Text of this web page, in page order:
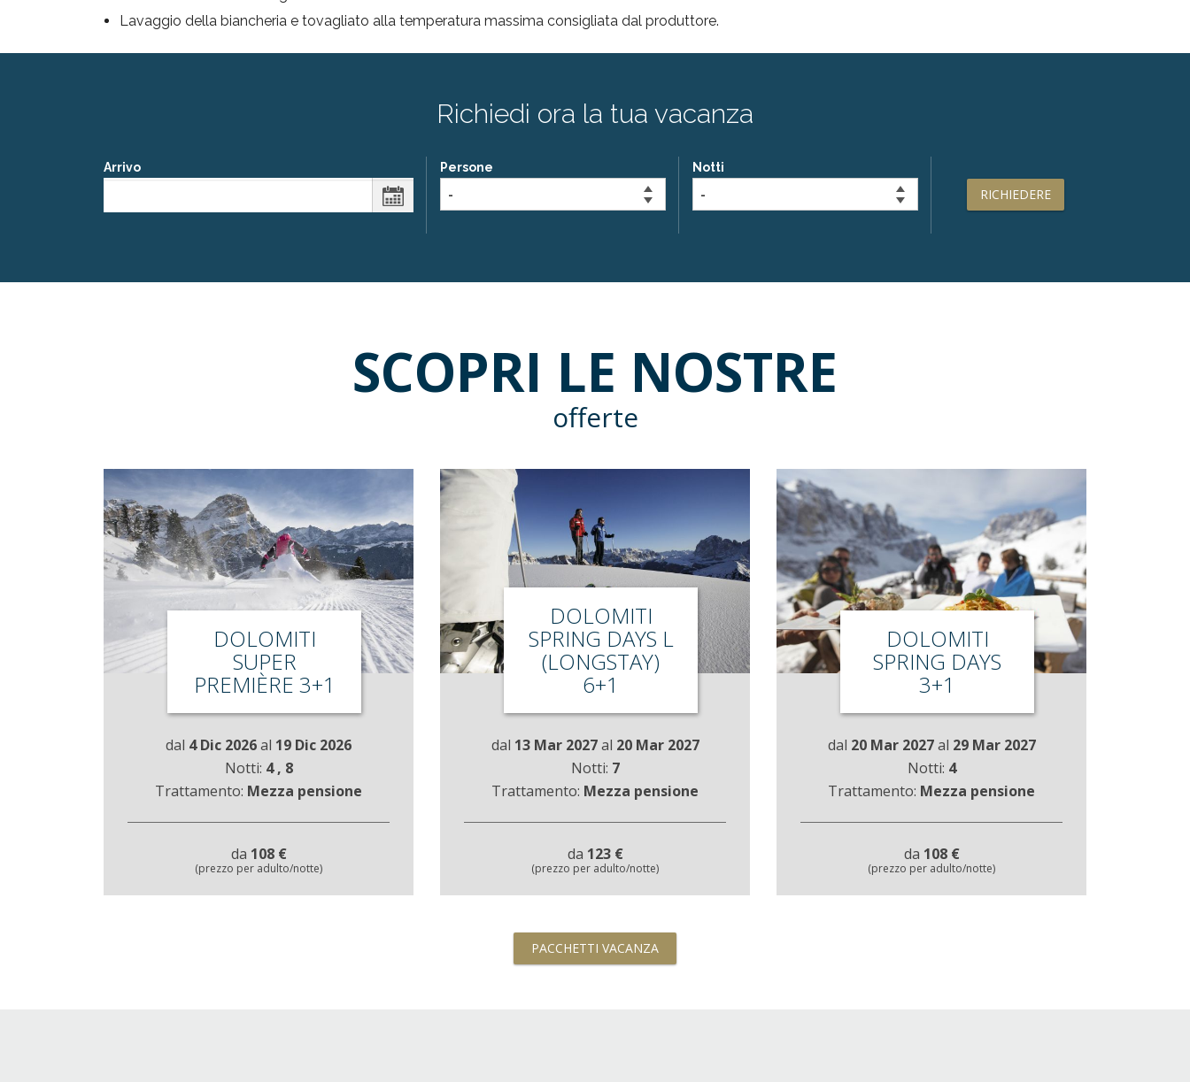
Lavaggio della biancheria e tovagliato alla temperatura massima consigliata dal produttore.
Richiedi ora la tua vacanza
Arrivo Persone Notti
RICHIEDERE
SCOPRI LE NOSTRE
offerte
DOLOMITI
SUPER
PREMIÈRE 3+1
dal 4 Dic 2026al 19 Dic 2026
Notti: 4, 8
Trattamento: Mezza pensione
da 108 €
(prezzo per adulto/notte)
DOLOMITI
SPRING DAYS L
(LONGSTAY)
6+1
dal 13 Mar 2027al 20 Mar 2027
Notti: 7
Trattamento: Mezza pensione
da 123 €
(prezzo per adulto/notte)
DOLOMITI
SPRING DAYS
3+1
dal 20 Mar 2027al 29 Mar 2027
Notti: 4
Trattamento: Mezza pensione
da 108 €
(prezzo per adulto/notte)
PACCHETTI VACANZA